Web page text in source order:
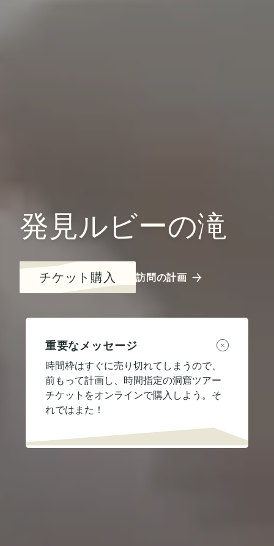
発見ルビーの滝
チケット購入 訪問の計画
重要なメッセージ
時間枠はすぐに売り切れてしまうので、
前もって計画し、時間指定の洞窟ツアー
チケットをオンラインで購入しよう。そ
れではまた！